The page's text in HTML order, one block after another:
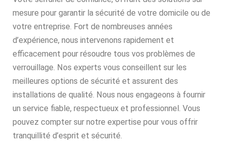
mesure pour garantir la sécurité de votre domicile ou de
votre entreprise. Fort de nombreuses années
d’expérience, nous intervenons rapidement et
efficacement pour résoudre tous vos problèmes de
verrouillage. Nos experts vous conseillent sur les
meilleures options de sécurité et assurent des
installations de qualité. Nous nous engageons à fournir
un service fiable, respectueux et professionnel. Vous
pouvez compter sur notre expertise pour vous offrir
tranquillité d’esprit et sécurité.